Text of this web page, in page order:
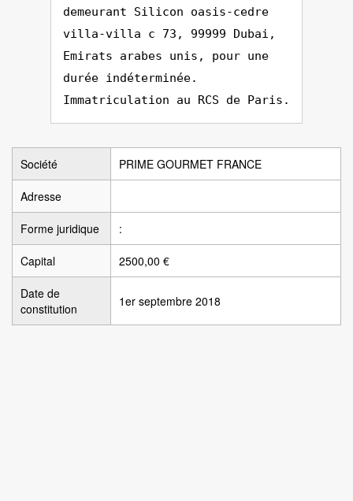
demeurant Silicon oasis-cedre
villa-villa c 73, 99999 Dubai,
Emirats arabes unis, pour une
durée indéterminée.
Immatriculation au RCS de Paris.
Société PRIME GOURMET FRANCE
Adresse
Forme juridique :
Capital 2500,00 €
Date de
constitution
1er septembre 2018